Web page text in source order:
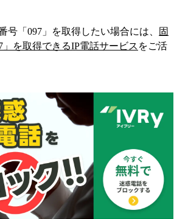
号「 097 」を取得したい場合には、
固
」を取得できるIP電話サービス をご活